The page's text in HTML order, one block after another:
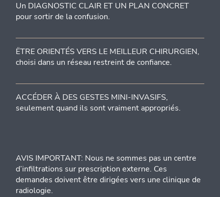
Un DIAGNOSTIC CLAIR ET UN PLAN CONCRET
pour sortir de la confusion.
ËTRE ORIENTÉS VERS LE MEILLEUR CHIRURGIEN,
choisi dans un réseau restreint de confiance.
ACCÉDER À DES GESTES MINI-INVASIFS,
seulement quand ils sont vraiment appropriés.
AVIS IMPORTANT: Nous ne sommes pas un centre
d’infiltrations sur prescription externe. Ces
demandes doivent être dirigées vers une clinique de
radiologie.